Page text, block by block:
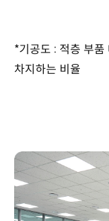
*기공도 : 적층 부품
차지하는 비율